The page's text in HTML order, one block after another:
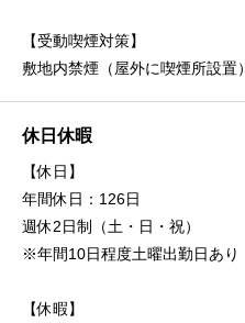
【受動喫煙対策】
敷地内禁煙（屋外に喫煙所設置）
休日休暇
【休日】
年間休日：126日
週休2日制（土・日・祝）
※年間10日程度土曜出勤日あり
【休暇】